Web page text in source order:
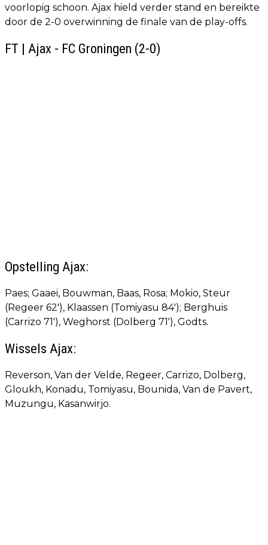
voorlopig schoon. Ajax hield verder stand en bereikte
door de 2-0 overwinning de finale van de play-offs.
FT | Ajax - FC Groningen (2-0)
Opstelling Ajax:
Paes; Gaaei, Bouwman, Baas, Rosa; Mokio, Steur
(Regeer 62'), Klaassen (Tomiyasu 84'); Berghuis
(Carrizo 71'), Weghorst (Dolberg 71'), Godts.
Wissels Ajax:
Reverson, Van der Velde, Regeer, Carrizo, Dolberg,
Gloukh, Konadu, Tomiyasu, Bounida, Van de Pavert,
Muzungu, Kasanwirjo.